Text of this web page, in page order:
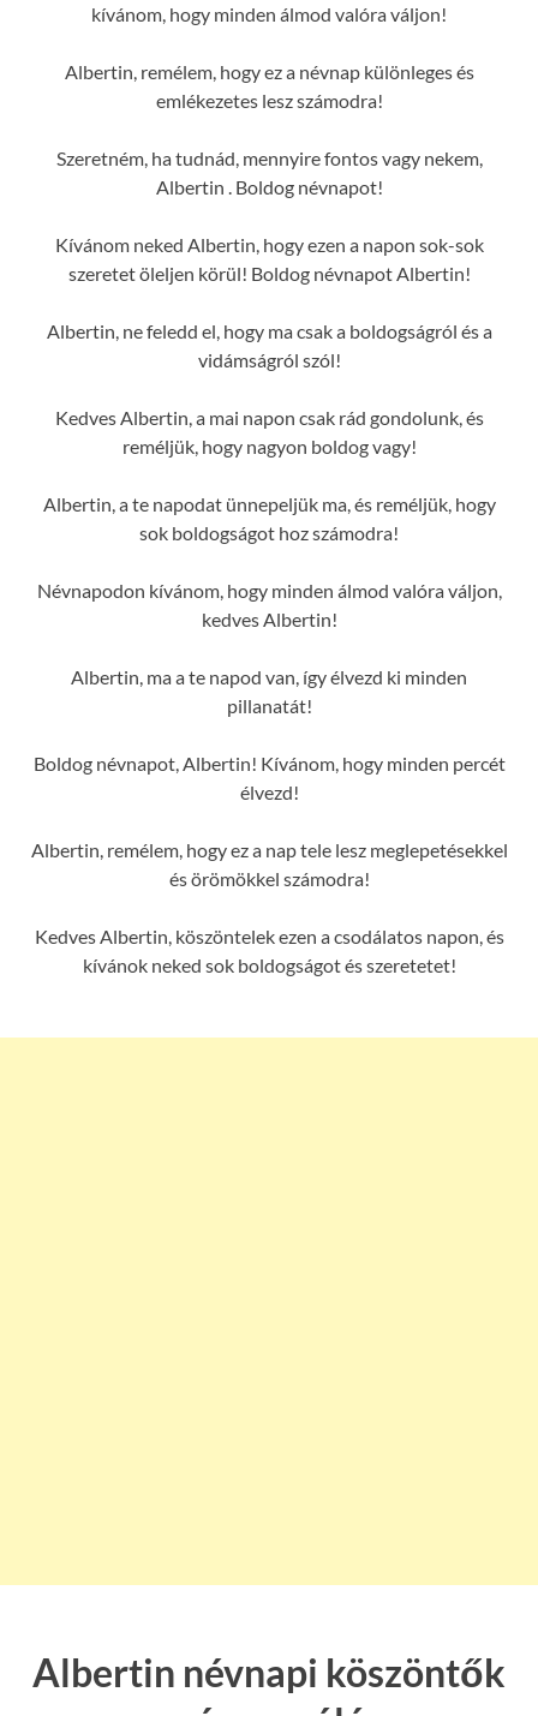
kívánom, hogy minden álmod valóra váljon!
Albertin, remélem, hogy ez a névnap különleges és
emlékezetes lesz számodra!
Szeretném, ha tudnád, mennyire fontos vagy nekem,
Albertin . Boldog névnapot!
Kívánom neked Albertin, hogy ezen a napon sok-sok
szeretet öleljen körül! Boldog névnapot Albertin!
Albertin, ne feledd el, hogy ma csak a boldogságról és a
vidámságról szól!
Kedves Albertin, a mai napon csak rád gondolunk, és
reméljük, hogy nagyon boldog vagy!
Albertin, a te napodat ünnepeljük ma, és reméljük, hogy
sok boldogságot hoz számodra!
Névnapodon kívánom, hogy minden álmod valóra váljon,
kedves Albertin!
Albertin, ma a te napod van, így élvezd ki minden
pillanatát!
Boldog névnapot, Albertin! Kívánom, hogy minden percét
élvezd!
Albertin, remélem, hogy ez a nap tele lesz meglepetésekkel
és örömökkel számodra!
Kedves Albertin, köszöntelek ezen a csodálatos napon, és
kívánok neked sok boldogságot és szeretetet!
Albertin névnapi köszöntők